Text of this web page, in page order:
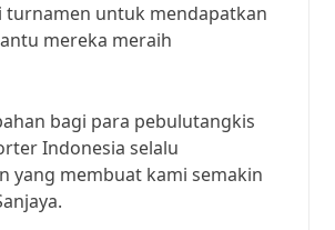
turnamen untuk mendapatkan
mereka meraih
bagi para pebulutangkis
Indonesia selalu
yang membuat kami semakin